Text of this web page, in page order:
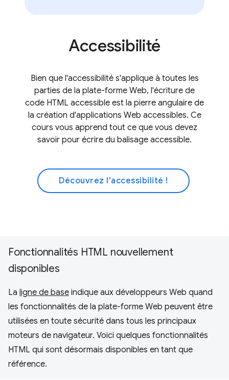
Accessibilité
Bien que l'accessibilité s'applique à toutes les
parties de la plate-forme Web, l'écriture de
code HTML accessible est la pierre angulaire de
la création d'applications Web accessibles. Ce
cours vous apprend tout ce que vous devez
savoir pour écrire du balisage accessible.
Découvrez l'accessibilité !
Fonctionnalités HTML nouvellement
disponibles
La ligne de base indique aux développeurs Web quand
les fonctionnalités de la plate-forme Web peuvent être
utilisées en toute sécurité dans tous les principaux
moteurs de navigateur. Voici quelques fonctionnalités
HTML qui sont désormais disponibles en tant que
référence.